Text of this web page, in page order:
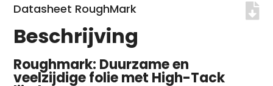
Beschrijving
Roughmark: Duurzame en
veelzijdige folie met High-Tack
Datasheet RoughMark